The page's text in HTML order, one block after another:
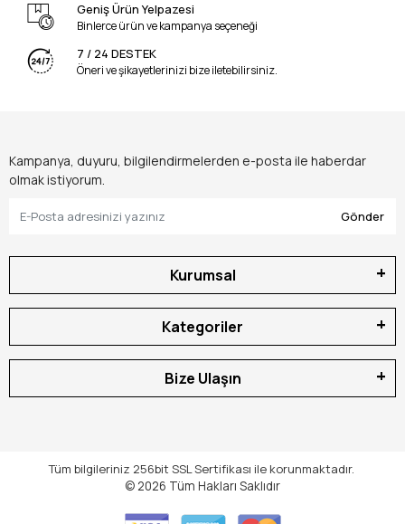
Geniş Ürün Yelpazesi
Binlerce ürün ve kampanya seçeneği
7 / 24 DESTEK
Öneri ve şikayetlerinizi bize iletebilirsiniz.
Kampanya, duyuru, bilgilendirmelerden e-posta ile haberdar
olmak istiyorum.
Gönder
Kurumsal
Kategoriler
Bize Ulaşın
Tüm bilgileriniz 256bit SSL Sertifikası ile korunmaktadır.
© 2026 Tüm Hakları Saklıdır